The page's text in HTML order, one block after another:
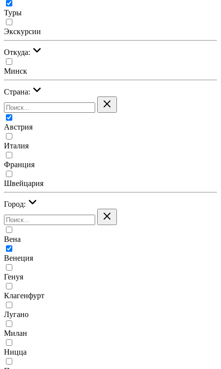
Туры
Экскурсии
Откуда:
Минск
Страна:
Австрия
Италия
Франция
Швейцария
Город:
Вена
Венеция
Генуя
Клагенфурт
Лугано
Милан
Ницца